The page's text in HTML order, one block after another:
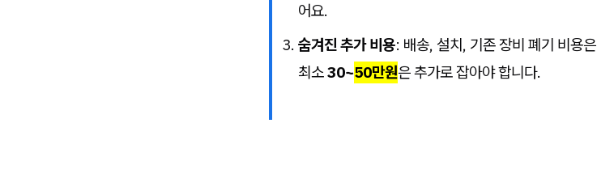
어요.
숨겨진 추가 비용: 배송, 설치, 기존 장비 폐기 비용은
최소30~50만원은 추가로 잡아야 합니다.